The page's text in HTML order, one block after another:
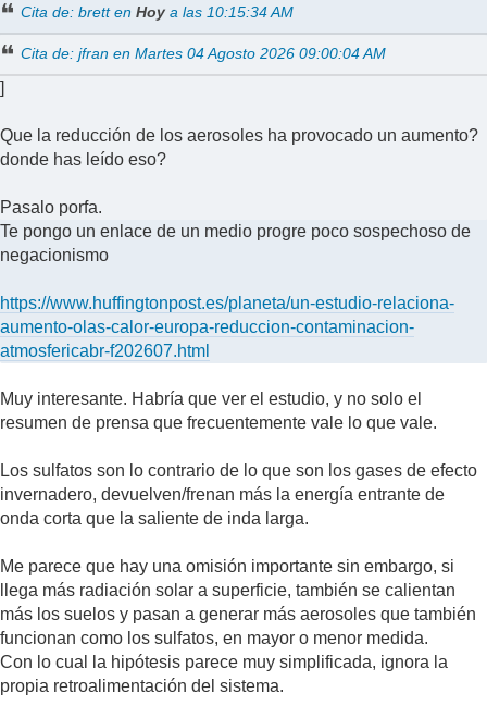
Cita de: brett enHoy a las 10:15:34 AM
Cita de: jfran en Martes 04 Agosto 2026 09:00:04 AM
]
Que la reducción de los aerosoles ha provocado un aumento?
donde has leído eso?
Pasalo porfa.
Te pongo un enlace de un medio progre poco sospechoso de
negacionismo
https://www.huffingtonpost.es/planeta/un-estudio-relaciona-
aumento-olas-calor-europa-reduccion-contaminacion-
atmosfericabr-f202607.html
Muy interesante. Habría que ver el estudio, y no solo el
resumen de prensa que frecuentemente vale lo que vale.
Los sulfatos son lo contrario de lo que son los gases de efecto
invernadero, devuelven/frenan más la energía entrante de
onda corta que la saliente de inda larga.
Me parece que hay una omisión importante sin embargo, si
llega más radiación solar a superficie, también se calientan
más los suelos y pasan a generar más aerosoles que también
funcionan como los sulfatos, en mayor o menor medida.
Con lo cual la hipótesis parece muy simplificada, ignora la
propia retroalimentación del sistema.